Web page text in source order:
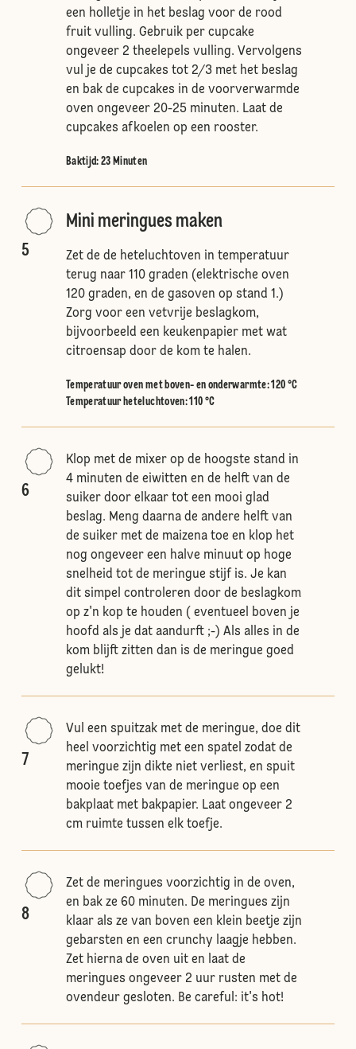
een holletje in het beslag voor de rood
fruit vulling. Gebruik per cupcake
ongeveer 2 theelepels vulling. Vervolgens
vul je de cupcakes tot 2/3 met het beslag
en bak de cupcakes in de voorverwarmde
oven ongeveer 20-25 minuten. Laat de
cupcakes afkoelen op een rooster.
Baktijd: 23 Minuten
5
Mini meringues maken
Zet de de heteluchtoven in temperatuur
terug naar 110 graden (elektrische oven
120 graden, en de gasoven op stand 1.)
Zorg voor een vetvrije beslagkom,
bijvoorbeeld een keukenpapier met wat
citroensap door de kom te halen.
Temperatuur oven met boven- en onderwarmte:120 °C
Temperatuur heteluchtoven:110 °C
6
Klop met de mixer op de hoogste stand in
4 minuten de eiwitten en de helft van de
suiker door elkaar tot een mooi glad
beslag. Meng daarna de andere helft van
de suiker met de maizena toe en klop het
nog ongeveer een halve minuut op hoge
snelheid tot de meringue stijf is. Je kan
dit simpel controleren door de beslagkom
op z'n kop te houden ( eventueel boven je
hoofd als je dat aandurft ;-) Als alles in de
kom blijft zitten dan is de meringue goed
gelukt!
7
Vul een spuitzak met de meringue, doe dit
heel voorzichtig met een spatel zodat de
meringue zijn dikte niet verliest, en spuit
mooie toefjes van de meringue op een
bakplaat met bakpapier. Laat ongeveer 2
cm ruimte tussen elk toefje.
8
Zet de meringues voorzichtig in de oven,
en bak ze 60 minuten. De meringues zijn
klaar als ze van boven een klein beetje zijn
gebarsten en een crunchy laagje hebben.
Zet hierna de oven uit en laat de
meringues ongeveer 2 uur rusten met de
ovendeur gesloten. Be careful: it's hot!